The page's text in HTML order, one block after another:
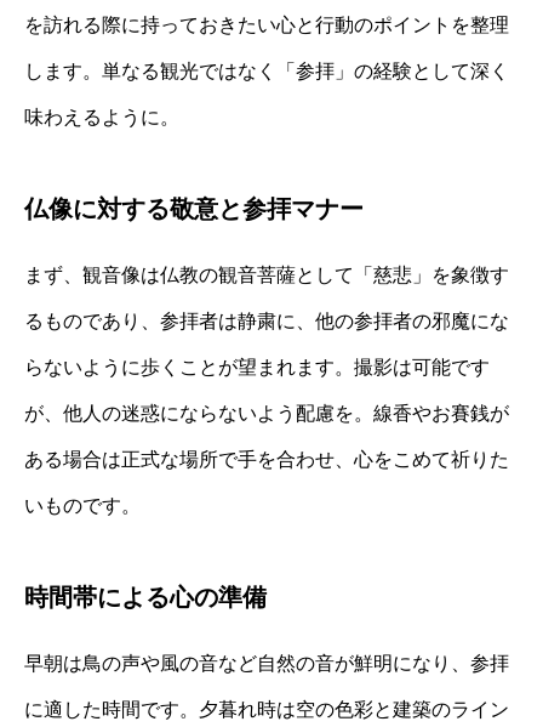
を訪れる際に持っておきたい心と行動のポイントを整理
します。単なる観光ではなく「参拝」の経験として深く
味わえるように。
仏像に対する敬意と参拝マナー
まず、観音像は仏教の観音菩薩として「慈悲」を象徴す
るものであり、参拝者は静粛に、他の参拝者の邪魔にな
らないように歩くことが望まれます。撮影は可能です
が、他人の迷惑にならないよう配慮を。線香やお賽銭が
ある場合は正式な場所で手を合わせ、心をこめて祈りた
いものです。
時間帯による心の準備
早朝は鳥の声や風の音など自然の音が鮮明になり、参拝
に適した時間です。夕暮れ時は空の色彩と建築のライン